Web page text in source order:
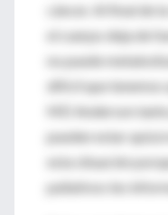
cáncer. Al final de
el cuerpo deja de
no puede
difícil que tenemos
MD Anderson
pueden estar
esta situación
paliativos les